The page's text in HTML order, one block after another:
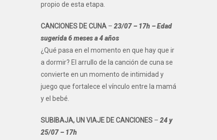
propio de esta etapa.
CANCIONES DE CUNA – 23/07 – 17h – Edad
sugerida 6 meses a 4 años
¿Qué pasa en el momento en que hay que ir
a dormir? El arrullo de la canción de cuna se
convierte en un momento de intimidad y
juego que fortalece el vínculo entre la mamá
y el bebé.
SUBIBAJA, UN VIAJE DE CANCIONES – 24 y
25/07 – 17h